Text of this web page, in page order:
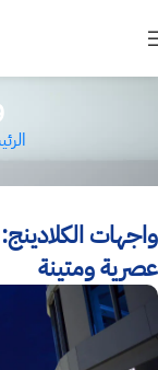
واجهات
عصرية ومتينة